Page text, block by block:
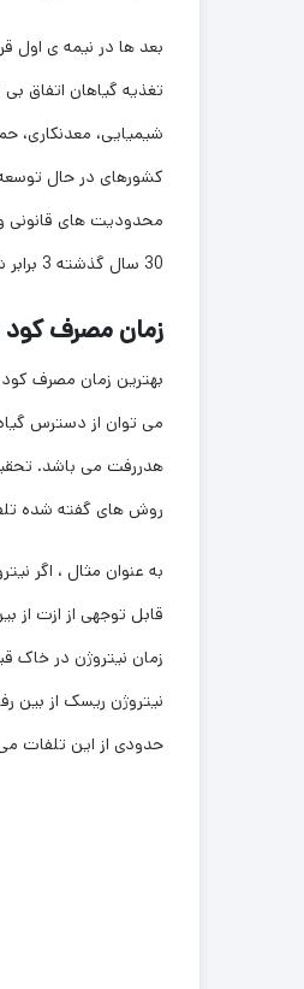
تغذیه گیاهان اتفاق
کشورهای در حال
محدودیت های قانونی
30 سال گذشته 3 برابر شده است.
زمان مصرف کود
بهترین زمان مصرف
می توان از دسترس
روش های گفته شده
به عنوان مثال ، اگر
زمان نیتروژن در خاک
نیتروژن ریسک از بین
حدودی از این تلفات